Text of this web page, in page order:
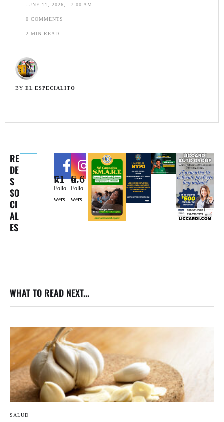
JUNE 11, 2026 7:00 AM
0 COMMENTS
2 MIN READ
BY EL ESPECIALITO
RE
DE
S
SO
CI
AL
ES
71k
Follo
wers
6.6k
Follo
wers
WHAT TO READ NEXT...
SALUD